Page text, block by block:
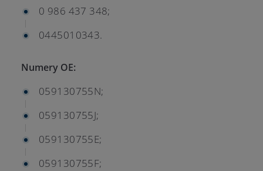
0 986 437 348;
0445010343.
Numery OE:
059130755N;
059130755J;
059130755E;
059130755F;